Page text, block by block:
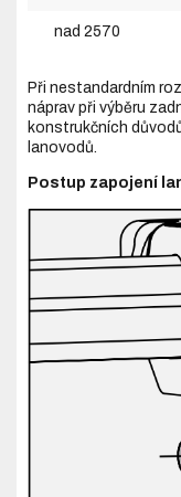
nad 2570
Při nestandardním
náprav při výběru
konstrukčních
lanovodů.
Postup zapojení